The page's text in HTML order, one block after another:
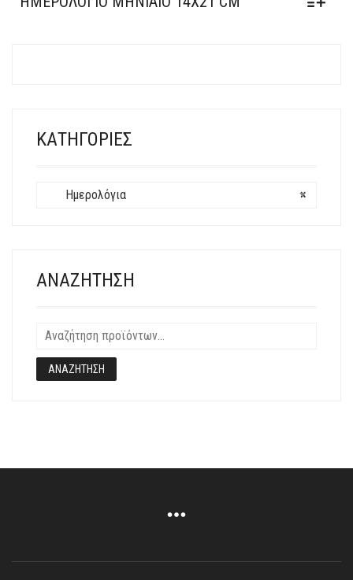
ΚΑΤΗΓΟΡΊΕΣ
×
Ημερολόγια
ΑΝΑΖΉΤΗΣΗ
ΑΝΑΖΉΤΗΣΗ